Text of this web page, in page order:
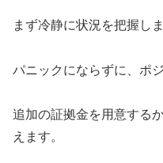
まず冷静に状況を把握し
パニックにならずに、ポ
追加の証拠金を用意する
えます。